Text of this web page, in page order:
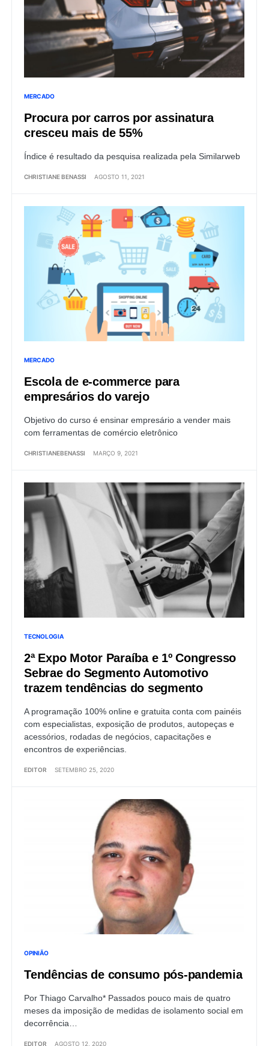
MERCADO
Procura por carros por assinatura
cresceu mais de 55%
Índice é resultado da pesquisa realizada pela Similarweb
CHRISTIANE BENASSI AGOSTO 11, 2021
MERCADO
Escola de e-commerce para
empresários do varejo
Objetivo do curso é ensinar empresário a vender mais
com ferramentas de comércio eletrônico
CHRISTIANEBENASSI MARÇO 9, 2021
TECNOLOGIA
2ª Expo Motor Paraíba e 1º Congresso
Sebrae do Segmento Automotivo
trazem tendências do segmento
A programação 100% online e gratuita conta com painéis
com especialistas, exposição de produtos, autopeças e
acessórios, rodadas de negócios, capacitações e
encontros de experiências.
EDITOR SETEMBRO 25, 2020
OPINIÃO
Tendências de consumo pós-pandemia
Por Thiago Carvalho* Passados pouco mais de quatro
meses da imposição de medidas de isolamento social em
decorrência…
EDITOR AGOSTO 12, 2020